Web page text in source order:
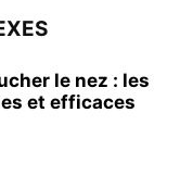
le nez : les
et efficaces